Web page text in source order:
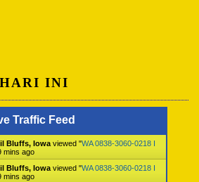
INI
Traffic Feed
Bluffs, Iowa viewed "WA 0838-3060-0218 I
mins ago
Bluffs, Iowa viewed "WA 0838-3060-0218 I
mins ago